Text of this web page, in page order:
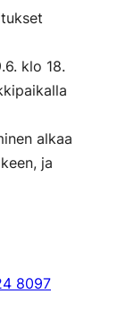
klo 18.
alkaa
ja
8097